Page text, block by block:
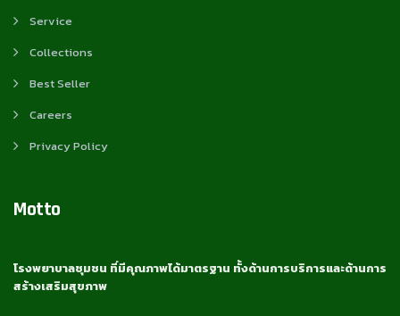
Service
Collections
Best Seller
Careers
Privacy Policy
Motto
โรงพยาบาลชุมชน ที่มีคุณภาพได้มาตรฐาน ทั้งด้านการบริการและด้านการ
สร้างเสริมสุขภาพ